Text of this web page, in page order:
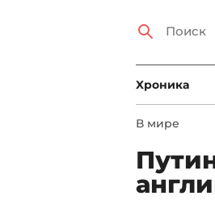
Xроника
В мире